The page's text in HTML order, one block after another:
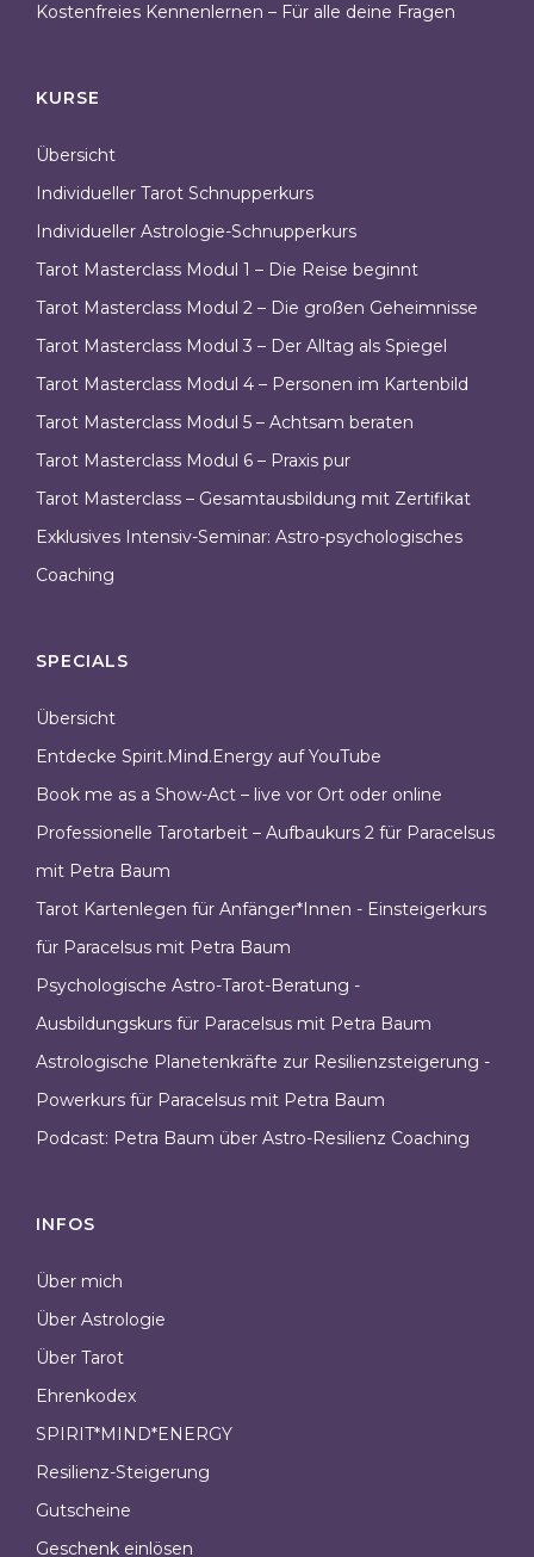
Kostenfreies Kennenlernen – Für alle deine Fragen
KURSE
Übersicht
Individueller Tarot Schnupperkurs
Individueller Astrologie-Schnupperkurs
Tarot Masterclass Modul 1 – Die Reise beginnt
Tarot Masterclass Modul 2 – Die großen Geheimnisse
Tarot Masterclass Modul 3 – Der Alltag als Spiegel
Tarot Masterclass Modul 4 – Personen im Kartenbild
Tarot Masterclass Modul 5 – Achtsam beraten
Tarot Masterclass Modul 6 – Praxis pur
Tarot Masterclass – Gesamtausbildung mit Zertifikat
Exklusives Intensiv-Seminar: Astro-psychologisches
Coaching
SPECIALS
Übersicht
Entdecke Spirit.Mind.Energy auf YouTube
Book me as a Show-Act – live vor Ort oder online
Professionelle Tarotarbeit – Aufbaukurs 2 für Paracelsus
mit Petra Baum
Tarot Kartenlegen für Anfänger*Innen - Einsteigerkurs
für Paracelsus mit Petra Baum
Psychologische Astro-Tarot-Beratung -
Ausbildungskurs für Paracelsus mit Petra Baum
Astrologische Planetenkräfte zur Resilienzsteigerung -
Powerkurs für Paracelsus mit Petra Baum
Podcast: Petra Baum über Astro-Resilienz Coaching
INFOS
Über mich
Über Astrologie
Über Tarot
Ehrenkodex
SPIRIT*MIND*ENERGY
Resilienz-Steigerung
Gutscheine
Geschenk einlösen